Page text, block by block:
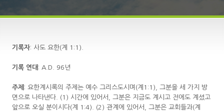
기록자: 사도 요한(계 1:1).
기록 연대: A.D. 96년
주제 : 요한계시록의 주제는 예수 그리스도시며(계1:1), 그분을 세 가지 방
면으로 나타낸다. (1) 시간에 있어서, 그분은 지금도 계시고 전에도 계셨고
앞으로 오실 분이시다(계 1:4). (2) 관계에 있어서, 그분은 교회들과(계